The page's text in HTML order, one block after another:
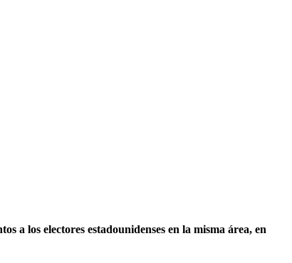
a los electores estadounidenses en la misma área, en